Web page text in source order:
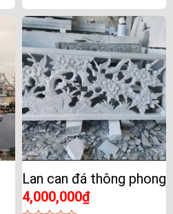
0
out
of
5
Lan can đá thông phong
4,000,000₫